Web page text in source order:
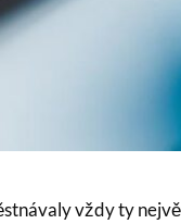
vždy ty